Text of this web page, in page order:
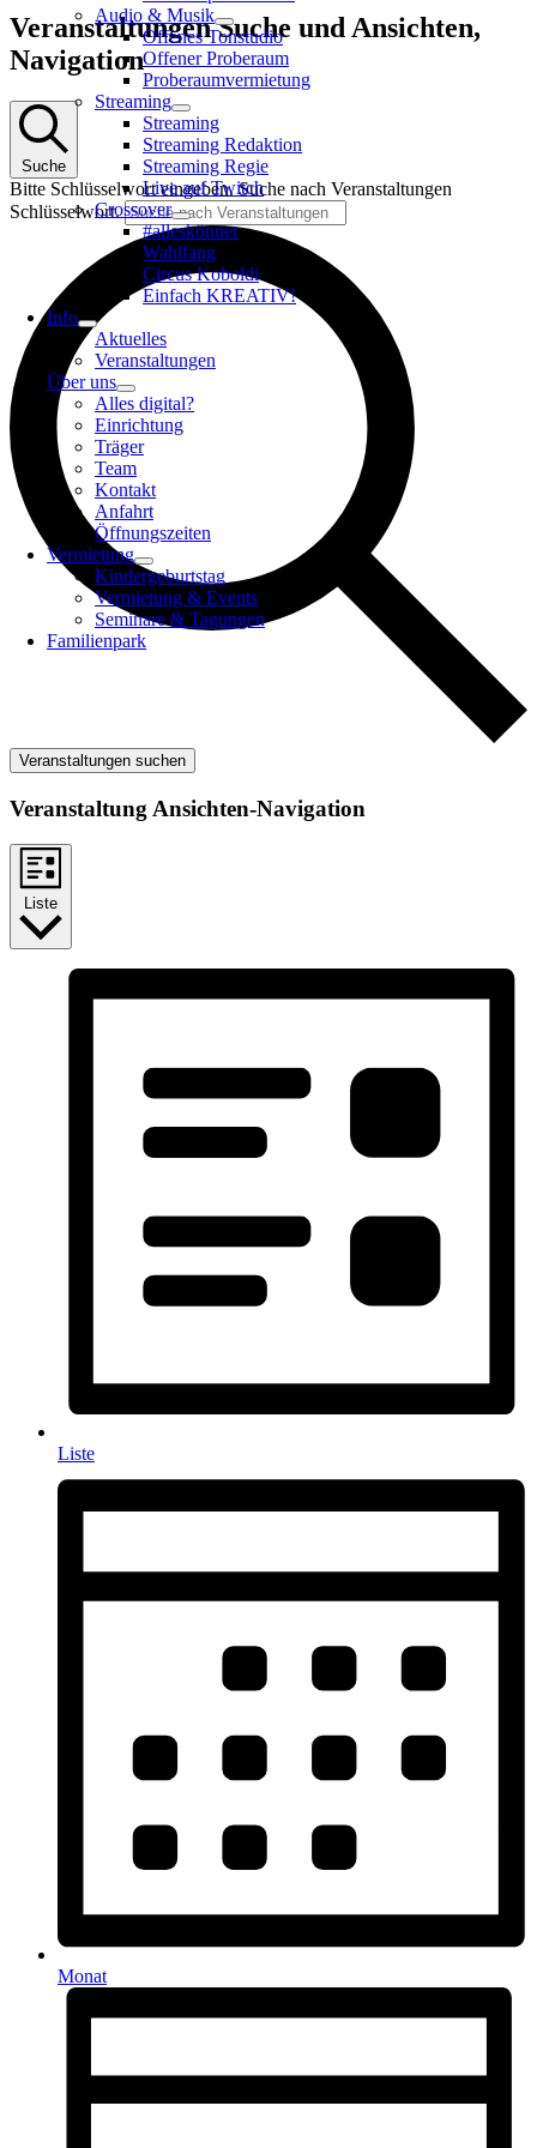
Audio & Musik
Offenes Tonstudio
Offener Proberaum
Proberaumvermietung
Streaming
Streaming
Streaming Redaktion
Streaming Regie
Live auf Twitch
Crossover
#alleskönner
Wahlfang
Circus Koboldi
Einfach KREATIV!
Info
Aktuelles
Veranstaltungen
Über uns
Alles digital?
Einrichtung
Träger
Team
Kontakt
Anfahrt
Öffnungszeiten
Vermietung
Kindergeburtstag
Vermietung & Events
Seminare & Tagungen
Familienpark
Veranstaltungen
Veranstaltungen Suche und Ansichten,
Navigation
Suche
Bitte Schlüsselwort eingeben. Suche nach Veranstaltungen
Schlüsselwort.
Veranstaltungen suchen
Veranstaltung Ansichten-Navigation
Liste
Liste
Monat